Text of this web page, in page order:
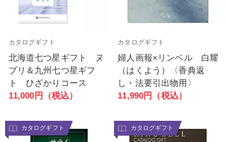
カタログギフト
北海道七つ星ギフト ヌ
プリ＆九州七つ星ギフ
ト ひざかりコース
11,000円（税込）
カタログギフト
婦人画報×リンベル 白耀
（はくよう）〈香典返
し・法要引出物用〉
11,990円（税込）
カタログギフト カタログギフト